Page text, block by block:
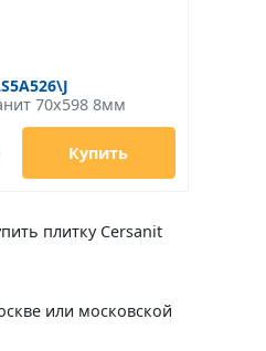
70x598 8мм
Купить
плитку Cersanit
или московской